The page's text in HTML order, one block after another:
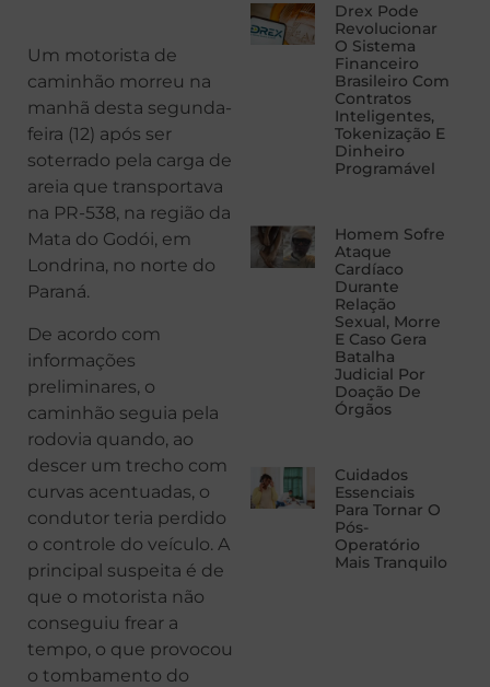
Um motorista de
caminhão morreu na
manhã desta segunda-
feira (12) após ser
soterrado pela carga de
areia que transportava
na PR-538, na região da
Mata do Godói, em
Londrina, no norte do
Paraná.
De acordo com
informações
preliminares, o
caminhão seguia pela
rodovia quando, ao
descer um trecho com
curvas acentuadas, o
condutor teria perdido
o controle do veículo. A
principal suspeita é de
que o motorista não
conseguiu frear a
tempo, o que provocou
o tombamento do
Drex Pode
Revolucionar
O Sistema
Financeiro
Brasileiro Com
Contratos
Inteligentes,
Tokenização E
Dinheiro
Programável
Homem Sofre
Ataque
Cardíaco
Durante
Relação
Sexual, Morre
E Caso Gera
Batalha
Judicial Por
Doação De
Órgãos
Cuidados
Essenciais
Para Tornar O
Pós-
Operatório
Mais Tranquilo